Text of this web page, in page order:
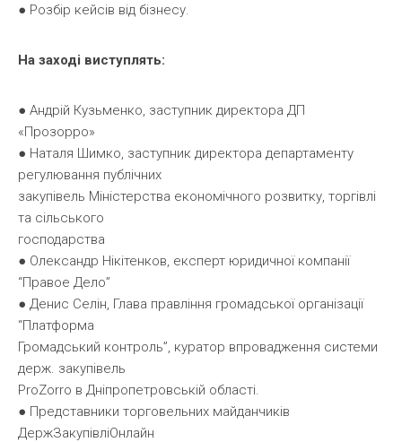
● Розбір кейсів від бізнесу.
На заході виступлять:
● Андрій Кузьменко, заступник директора ДП
«Прозорро»
● Наталя Шимко, заступник директора департаменту
регулювання публічних
закупівель Міністерства економічного розвитку, торгівлі
та сільського
господарства
● Олександр Нікітенков, експерт юридичної компанії
“Правое Дело”
● Денис Селін, Глава правління громадської організації
“Платформа
Громадський контроль”, куратор впровадження системи
держ. закупівель
ProZorro в Дніпропетровській області.
● Представники торговельних майданчиків
ДержЗакупівліОнлайн